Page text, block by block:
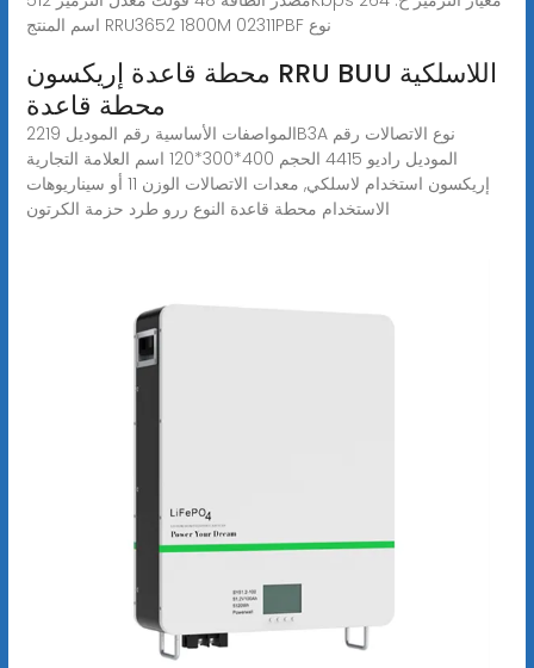
اسم المنتج RRU3652 1800M 02311PBF نوع
محطة قاعدة إريكسون RRU BUU اللاسلكية
محطة قاعدة
المواصفات الأساسية رقم الموديل 2219B3A نوع الاتصالات رقم
الموديل راديو 4415 الحجم 400*300*120 اسم العلامة التجارية
إريكسون استخدام لاسلكي, معدات الاتصالات الوزن 11 أو سيناريوهات
الاستخدام محطة قاعدة النوع ررو طرد حزمة الكرتون